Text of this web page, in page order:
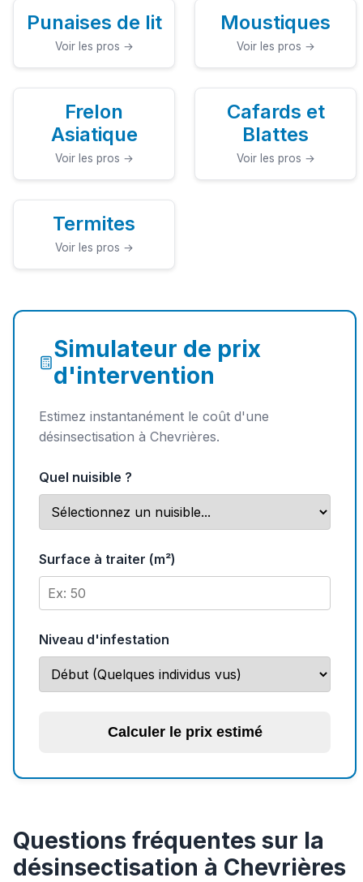
Punaises de lit
Voir les pros →
Moustiques
Voir les pros →
Frelon
Asiatique
Voir les pros →
Cafards et
Blattes
Voir les pros →
Termites
Voir les pros →
Simulateur de prix
d'intervention
Estimez instantanément le coût d'une
désinsectisation à Chevrières.
Quel nuisible ?
Surface à traiter (m²)
Niveau d'infestation
Calculer le prix estimé
Questions fréquentes sur la
désinsectisation à Chevrières